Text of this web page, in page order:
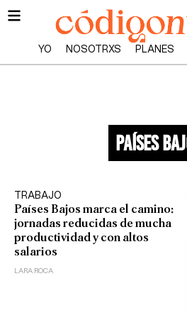
YO NOSOTRXS PLANES
países
TRABAJO
Países Bajos marca el camino:
jornadas reducidas de mucha
productividad y con altos
salarios
LARA ROCA